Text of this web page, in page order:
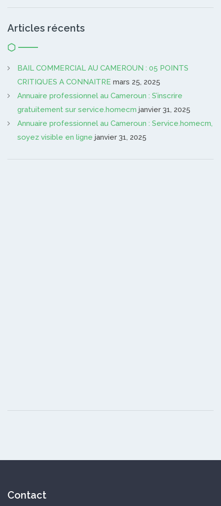
Articles récents
BAIL COMMERCIAL AU CAMEROUN : 05 POINTS
CRITIQUES A CONNAITRE mars 25, 2025
Annuaire professionnel au Cameroun : S’inscrire
gratuitement sur service.homecm janvier 31, 2025
Annuaire professionnel au Cameroun : Service.homecm,
soyez visible en ligne janvier 31, 2025
Contact